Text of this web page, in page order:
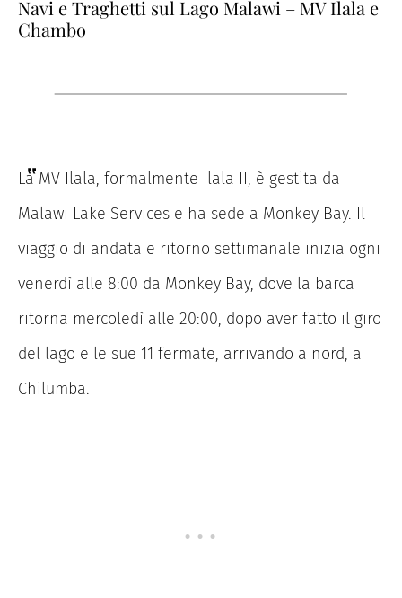
Navi e Traghetti sul Lago Malawi – MV Ilala e
Chambo
La MV Ilala, formalmente Ilala II, è gestita da
Malawi Lake Services e ha sede a Monkey Bay. Il
viaggio di andata e ritorno settimanale inizia ogni
venerdì alle 8:00 da Monkey Bay, dove la barca
ritorna mercoledì alle 20:00, dopo aver fatto il giro
del lago e le sue 11 fermate, arrivando a nord, a
Chilumba.